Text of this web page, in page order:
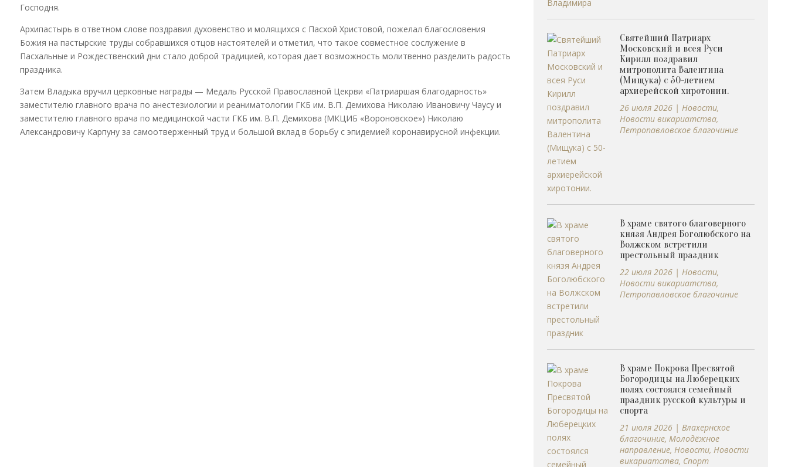
Господня.
Архипастырь в ответном слове поздравил духовенство и молящихся с Пасхой Христовой, пожелал благословения
Божия на пастырские труды собравшихся отцов настоятелей и отметил, что такое совместное сослужение в
Пасхальные и Рождественский дни стало доброй традицией, которая дает возможность молитвенно разделить радость
праздника.
Затем Владыка вручил церковные награды — Медаль Русской Православной Цекрви «Патриаршая благодарность»
заместителю главного врача по анестезиологии и реаниматологии ГКБ им. В.П. Демихова Николаю Ивановичу Чаусу и
заместителю главного врача по медицинской части ГКБ им. В.П. Демихова (МКЦИБ «Вороновское») Николаю
Александровичу Карпуну за самоотверженный труд и большой вклад в борьбу с эпидемией коронавирусной инфекции.
Святейший Патриарх
Московский и всея Руси
Кирилл поздравил
митрополита Валентина
(Мищука) с 50-летием
архиерейской хиротонии.
26 июля 2026 |Новости,
Новости викариатства,
Петропавловское благочиние
В храме святого благоверного
князя Андрея Боголюбского на
Волжском встретили
престольный праздник
22 июля 2026 |Новости,
Новости викариатства,
Петропавловское благочиние
В храме Покрова Пресвятой
Богородицы на Люберецких
полях состоялся семейный
праздник русской культуры и
спорта
21 июля 2026 |Влахернское
благочиние,Молодёжное
направление,Новости,Новости
викариатства, Спорт